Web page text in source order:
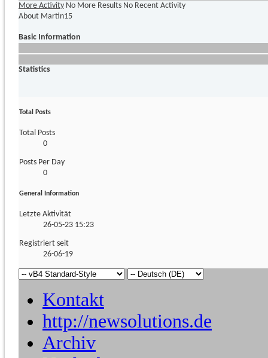
More Activity No More Results No Recent Activity
About Martin15
Basic Information
Statistics
Total Posts
Total Posts
0
Posts Per Day
0
General Information
Letzte Aktivität
26-05-23 15:23
Registriert seit
26-06-19
Kontakt
http://newsolutions.de
Archiv